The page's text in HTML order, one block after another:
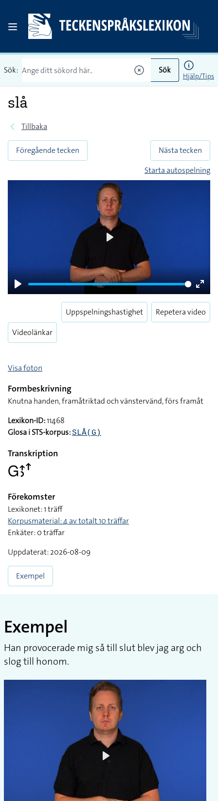
Sök: Sök
Hjälp/Tips
slå
Tillbaka
Föregående tecken
Nästa tecken
Starta autospelning
Play
Enter
Videolänkar
Uppspelningshastighet Repetera video
Visa foton
Formbeskrivning
Knutna handen, framåtriktad och vänstervänd, förs framåt
Lexikon-ID:11468
Glosa i STS-korpus:SLÅ(G)
Transkription
􌤦􌤴􌤶􌦃
Förekomster
Lexikonet: 1 träff
Korpusmaterial: 4 av totalt 10 träffar
Enkäter: 0 träffar
Uppdaterat: 2026-08-09
Exempel
Exempel
Han provocerade mig så till slut blev jag arg och
slog till honom.